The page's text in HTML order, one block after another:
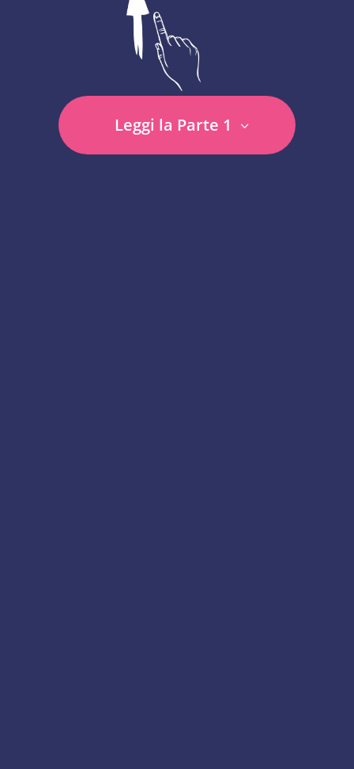
Leggi la Parte 1